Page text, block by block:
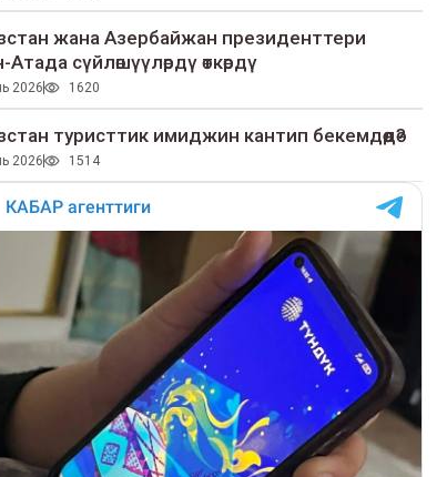
жана Азербайжан президенттери
сүйлөшүүлөрдү өткөрдү
2026 1620
туристтик имиджин кантип бекемдөөдө?
2026 1514